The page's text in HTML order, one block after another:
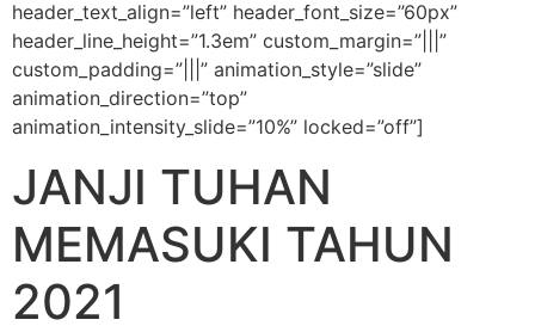
header_text_align=”left” header_font_size=”60px”
header_line_height=”1.3em” custom_margin=”|||”
custom_padding=”|||” animation_style=”slide”
animation_direction=”top”
animation_intensity_slide=”10%” locked=”off”]
JANJI TUHAN
MEMASUKI TAHUN
2021